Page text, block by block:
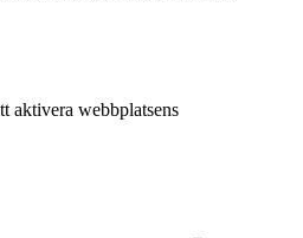
aktivera webbplatsens